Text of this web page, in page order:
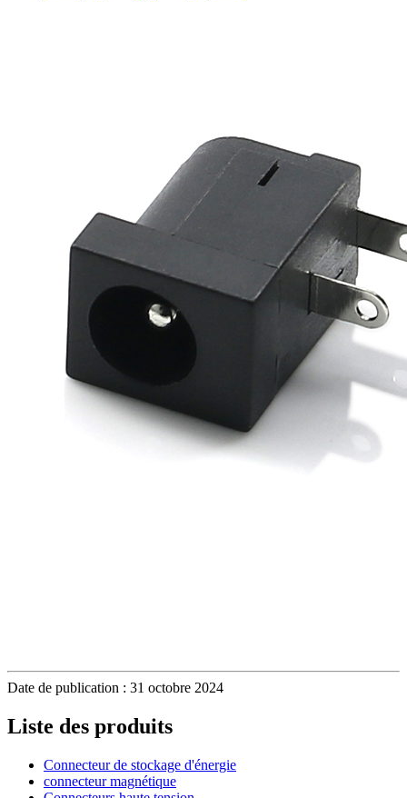
Date de publication : 31 octobre 2024
Liste des produits
Connecteur de stockage d'énergie
connecteur magnétique